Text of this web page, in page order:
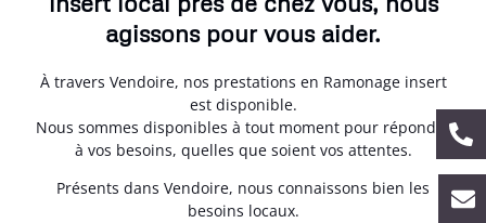
agissons pour vous aider.
À travers Vendoire, nos prestations en Ramonage insert
est disponible.
Nous sommes disponibles à tout moment pour répondre
à vos besoins, quelles que soient vos attentes.
Présents dans Vendoire, nous connaissons bien les
besoins locaux.